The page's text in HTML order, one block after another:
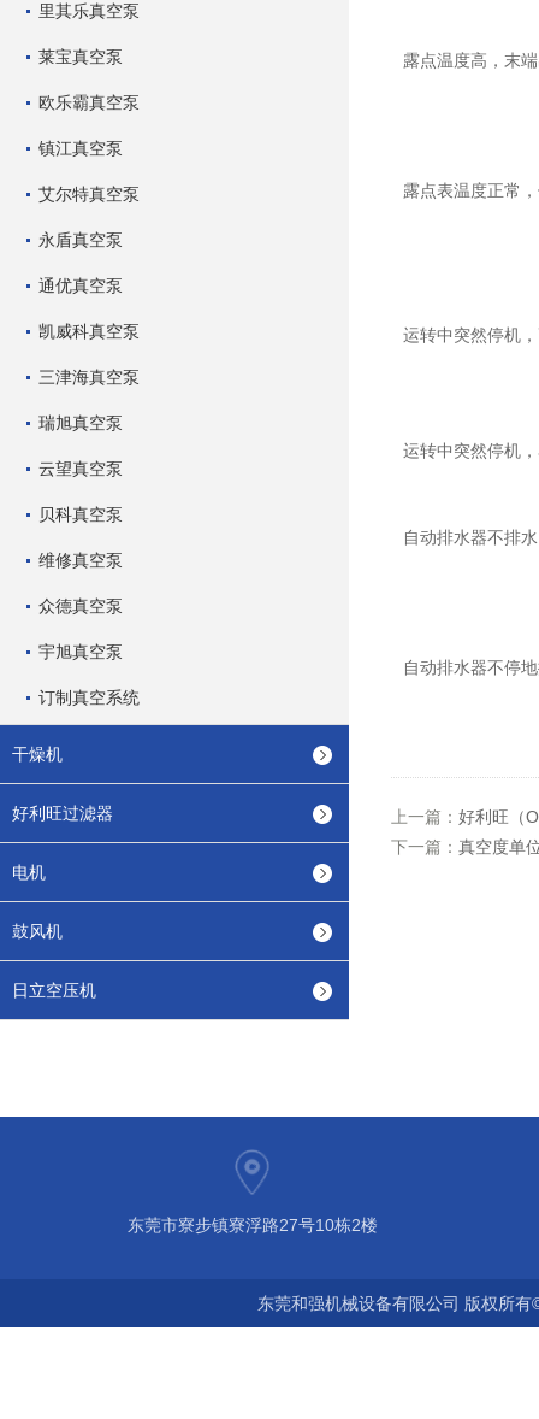
里其乐真空泵
莱宝真空泵
欧乐霸真空泵
镇江真空泵
艾尔特真空泵
永盾真空泵
通优真空泵
凯威科真空泵
三津海真空泵
瑞旭真空泵
云望真空泵
贝科真空泵
维修真空泵
众德真空泵
宇旭真空泵
订制真空系统
干燥机
好利旺过滤器
电机
鼓风机
日立空压机
露点温度高，末
露点表温度正常
运转中突然停机
运转中突然停机
自动排水器不排
自动排水器不停
上一篇： 好利旺（
下一篇： 真空度单
东莞市寮步镇寮浮路27号10栋2楼
东莞和强机械设备有限公司 版权所